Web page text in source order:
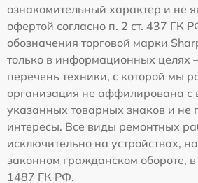
ознакомительный характер и не
офертой согласно п. 2 ст. 437 ГК
обозначения торговой марки
только в информационных целях
перечень техники, с которой мы
организация не аффилирована с
указанных товарных знаков и не
интересы. Все виды ремонтных
исключительно на устройствах,
законном гражданском обороте, в
1487 ГК РФ.